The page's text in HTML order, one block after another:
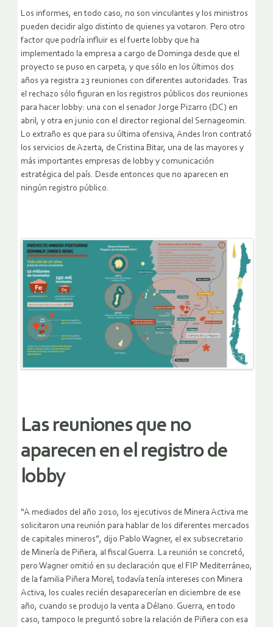
Los informes, en todo caso, no son vinculantes y los ministros
pueden decidir algo distinto de quienes ya votaron. Pero otro
factor que podría influir es el fuerte lobby que ha
implementado la empresa a cargo de Dominga desde que el
proyecto se puso en carpeta, y que sólo en los últimos dos
años ya registra 23 reuniones con diferentes autoridades. Tras
el rechazo sólo figuran en los registros públicos dos reuniones
para hacer lobby: una con el senador Jorge Pizarro (DC) en
abril, y otra en junio con el director regional del Sernageomin.
Lo extraño es que para su última ofensiva, Andes Iron contrató
los servicios de Azerta, de Cristina Bitar, una de las mayores y
más importantes empresas de lobby y comunicación
estratégica del país. Desde entonces que no aparecen en
ningún registro público.
Las reuniones que no
aparecen en el registro de
lobby
“A mediados del año 2010, los ejecutivos de Minera Activa me
solicitaron una reunión para hablar de los diferentes mercados
de capitales mineros”, dijo Pablo Wagner, el ex subsecretario
de Minería de Piñera, al fiscal Guerra. La reunión se concretó,
pero Wagner omitió en su declaración que el FIP Mediterráneo,
de la familia Piñera Morel, todavía tenía intereses con Minera
Activa, los cuales recién desaparecerían en diciembre de ese
año, cuando se produjo la venta a Délano. Guerra, en todo
caso, tampoco le preguntó sobre la relación de Piñera con esa